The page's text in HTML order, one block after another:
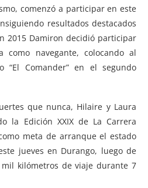
comenzó a participar en este
resultados destacados
2015 Damiron decidió participar
como navegante, colocando al
“El Comander” en el segundo
que nunca, Hilaire y Laura
la Edición XXIX de La Carrera
meta de arranque el estado
jueves en Durango, luego de
kilómetros de viaje durante 7